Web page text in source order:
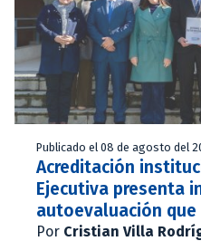
Publicado el 08 de agosto del
Acreditación
Ejecutiva presenta
autoevaluación que
Por Cristian Villa